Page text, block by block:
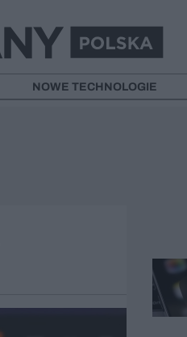
NOWE TECHNOLOGIE